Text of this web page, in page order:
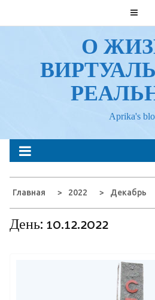
О
Aprika's
Главная 2022 Декабрь
День: 10.12.2022